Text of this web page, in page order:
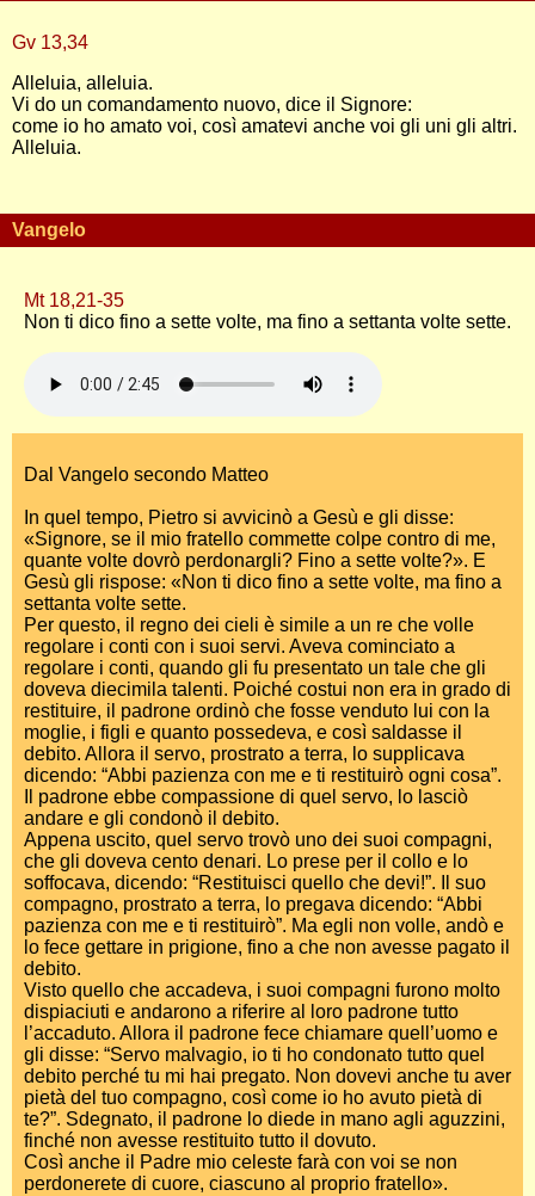
Gv 13,34
Alleluia, alleluia.
Vi do un comandamento nuovo, dice il Signore:
come io ho amato voi, così amatevi anche voi gli uni gli altri.
Alleluia.
Vangelo
Mt 18,21-35
Non ti dico fino a sette volte, ma fino a settanta volte sette.
Dal Vangelo secondo Matteo
In quel tempo, Pietro si avvicinò a Gesù e gli disse:
«Signore, se il mio fratello commette colpe contro di me,
quante volte dovrò perdonargli? Fino a sette volte?». E
Gesù gli rispose: «Non ti dico fino a sette volte, ma fino a
settanta volte sette.
Per questo, il regno dei cieli è simile a un re che volle
regolare i conti con i suoi servi. Aveva cominciato a
regolare i conti, quando gli fu presentato un tale che gli
doveva diecimila talenti. Poiché costui non era in grado di
restituire, il padrone ordinò che fosse venduto lui con la
moglie, i figli e quanto possedeva, e così saldasse il
debito. Allora il servo, prostrato a terra, lo supplicava
dicendo: “Abbi pazienza con me e ti restituirò ogni cosa”.
Il padrone ebbe compassione di quel servo, lo lasciò
andare e gli condonò il debito.
Appena uscito, quel servo trovò uno dei suoi compagni,
che gli doveva cento denari. Lo prese per il collo e lo
soffocava, dicendo: “Restituisci quello che devi!”. Il suo
compagno, prostrato a terra, lo pregava dicendo: “Abbi
pazienza con me e ti restituirò”. Ma egli non volle, andò e
lo fece gettare in prigione, fino a che non avesse pagato il
debito.
Visto quello che accadeva, i suoi compagni furono molto
dispiaciuti e andarono a riferire al loro padrone tutto
l’accaduto. Allora il padrone fece chiamare quell’uomo e
gli disse: “Servo malvagio, io ti ho condonato tutto quel
debito perché tu mi hai pregato. Non dovevi anche tu aver
pietà del tuo compagno, così come io ho avuto pietà di
te?”. Sdegnato, il padrone lo diede in mano agli aguzzini,
finché non avesse restituito tutto il dovuto.
Così anche il Padre mio celeste farà con voi se non
perdonerete di cuore, ciascuno al proprio fratello».